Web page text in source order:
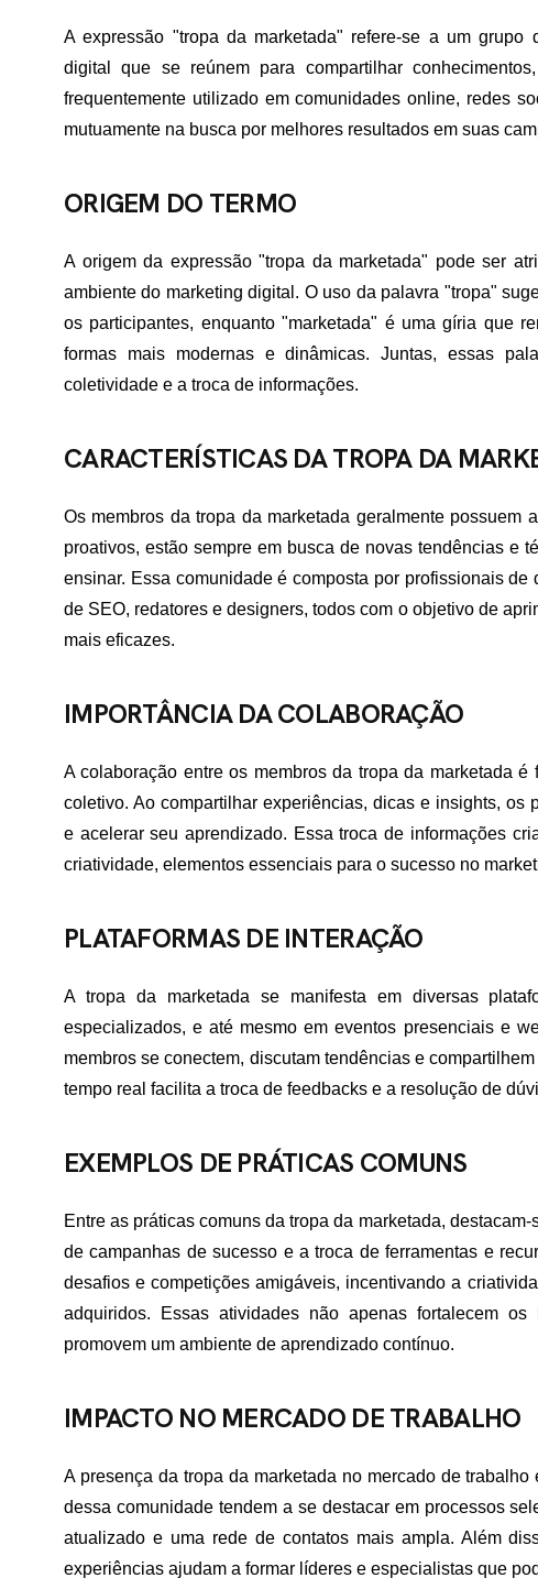
ATENDIDAS
NÓS
A expressão "tropa da marketada" refere-se a um grupo
digital que se reúnem para compartilhar
frequentemente utilizado em comunidades online, redes
mutuamente na busca por melhores resultados em suas
ORIGEM DO TERMO
A origem da expressão "tropa da marketada" pode ser
ambiente do marketing digital. O uso da palavra "tropa"
os participantes, enquanto "marketada" é uma gíria que
formas mais modernas e dinâmicas. Juntas, essas
coletividade e a troca de informações.
CARACTERÍSTICAS DA TROPA DA
Os membros da tropa da marketada geralmente possuem
proativos, estão sempre em busca de novas tendências e
ensinar. Essa comunidade é composta por profissionais
de SEO, redatores e designers, todos com o objetivo de
mais eficazes.
IMPORTÂNCIA DA COLABORAÇÃO
A colaboração entre os membros da tropa da marketada
coletivo. Ao compartilhar experiências, dicas e insights, os
e acelerar seu aprendizado. Essa troca de informações
criatividade, elementos essenciais para o sucesso no
PLATAFORMAS DE INTERAÇÃO
A tropa da marketada se manifesta em diversas
especializados, e até mesmo em eventos presenciais e
membros se conectem, discutam tendências e
tempo real facilita a troca de feedbacks e a resolução de
EXEMPLOS DE PRÁTICAS COMUNS
Entre as práticas comuns da tropa da marketada,
de campanhas de sucesso e a troca de ferramentas e
desafios e competições amigáveis, incentivando a
adquiridos. Essas atividades não apenas fortalecem
promovem um ambiente de aprendizado contínuo.
IMPACTO NO MERCADO DE TRABALHO
A presença da tropa da marketada no mercado de
dessa comunidade tendem a se destacar em processos
atualizado e uma rede de contatos mais ampla. Além
experiências ajudam a formar líderes e especialistas que